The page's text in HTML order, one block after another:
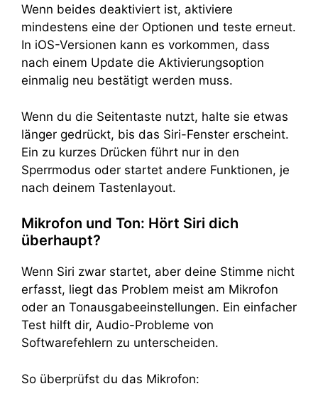
Wenn beides deaktiviert ist, aktiviere
mindestens eine der Optionen und teste erneut.
In iOS-Versionen kann es vorkommen, dass
nach einem Update die Aktivierungsoption
einmalig neu bestätigt werden muss.
Wenn du die Seitentaste nutzt, halte sie etwas
länger gedrückt, bis das Siri-Fenster erscheint.
Ein zu kurzes Drücken führt nur in den
Sperrmodus oder startet andere Funktionen, je
nach deinem Tastenlayout.
Mikrofon und Ton: Hört Siri dich
überhaupt?
Wenn Siri zwar startet, aber deine Stimme nicht
erfasst, liegt das Problem meist am Mikrofon
oder an Tonausgabeeinstellungen. Ein einfacher
Test hilft dir, Audio-Probleme von
Softwarefehlern zu unterscheiden.
So überprüfst du das Mikrofon: